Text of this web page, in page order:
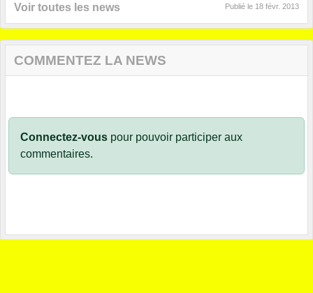
Voir toutes les news Publié le 18 févr. 2013
COMMENTEZ LA NEWS
Connectez-vous pour pouvoir participer aux
commentaires.